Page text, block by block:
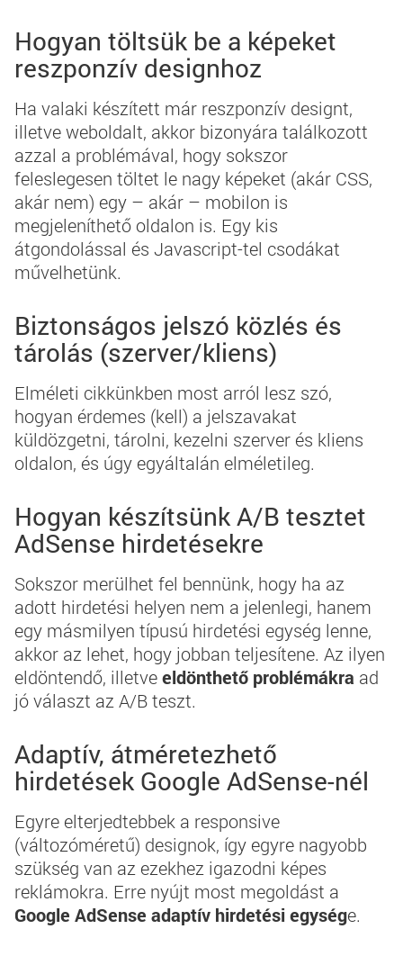
Hogyan töltsük be a képeket
reszponzív designhoz
Ha valaki készített már reszponzív designt,
illetve weboldalt, akkor bizonyára találkozott
azzal a problémával, hogy sokszor
feleslegesen töltet le nagy képeket (akár CSS,
akár nem) egy – akár – mobilon is
megjeleníthető oldalon is. Egy kis
átgondolással és Javascript-tel csodákat
művelhetünk.
Biztonságos jelszó közlés és
tárolás (szerver/kliens)
Elméleti cikkünkben most arról lesz szó,
hogyan érdemes (kell) a jelszavakat
küldözgetni, tárolni, kezelni szerver és kliens
oldalon, és úgy egyáltalán elméletileg.
Hogyan készítsünk A/B tesztet
AdSense hirdetésekre
Sokszor merülhet fel bennünk, hogy ha az
adott hirdetési helyen nem a jelenlegi, hanem
egy másmilyen típusú hirdetési egység lenne,
akkor az lehet, hogy jobban teljesítene. Az ilyen
eldöntendő, illetveeldönthető problémákra ad
jó választ az A/B teszt.
Adaptív, átméretezhető
hirdetések Google AdSense-nél
Egyre elterjedtebbek a responsive
(változóméretű) designok, így egyre nagyobb
szükség van az ezekhez igazodni képes
reklámokra. Erre nyújt most megoldást a
Google AdSense adaptív hirdetési egysége.